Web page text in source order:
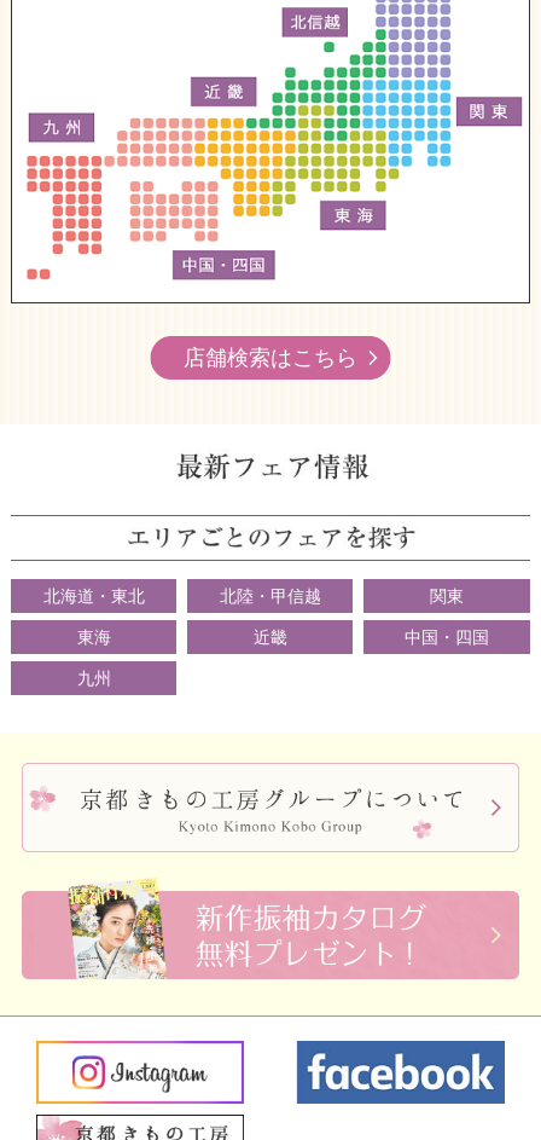
店舗検索はこちら
北海道・東北 北陸・甲信越 関東
東海 近畿 中国・四国
九州